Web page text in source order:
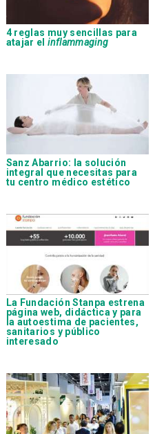
4 reglas muy sencillas para
atajar elinflammaging
Sanz Abarrio: la solución
integral que necesitas para
tu centro médico estético
La Fundación Stanpa estrena
página web, didáctica y para
la autoestima de pacientes,
sanitarios y público
interesado